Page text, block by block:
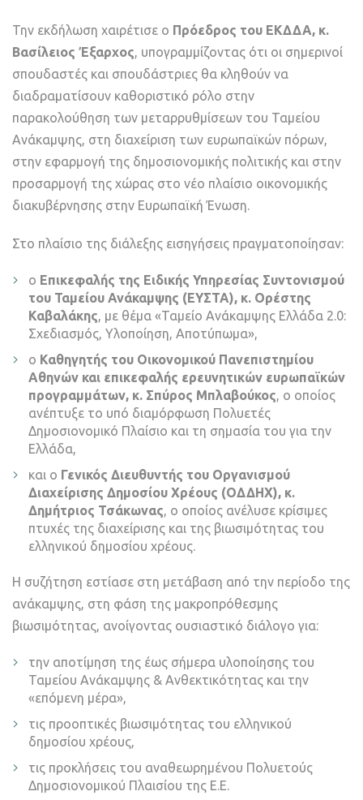
Την εκδήλωση χαιρέτισε ο Πρόεδρος του ΕΚΔΔΑ, κ.
Βασίλειος Έξαρχος, υπογραμμίζοντας ότι οι σημερινοί
σπουδαστές και σπουδάστριες θα κληθούν να
διαδραματίσουν καθοριστικό ρόλο στην
παρακολούθηση των μεταρρυθμίσεων του Ταμείου
Ανάκαμψης, στη διαχείριση των ευρωπαϊκών πόρων,
στην εφαρμογή της δημοσιονομικής πολιτικής και στην
προσαρμογή της χώρας στο νέο πλαίσιο οικονομικής
διακυβέρνησης στην Ευρωπαϊκή Ένωση.
Στο πλαίσιο της διάλεξης εισηγήσεις πραγματοποίησαν:
ο Επικεφαλής της Ειδικής Υπηρεσίας Συντονισμού
του Ταμείου Ανάκαμψης (ΕΥΣΤΑ), κ. Ορέστης
Καβαλάκης, με θέμα «Ταμείο Ανάκαμψης Ελλάδα 2.0:
Σχεδιασμός, Υλοποίηση, Αποτύπωμα»,
ο Καθηγητής του Οικονομικού Πανεπιστημίου
Αθηνών και επικεφαλής ερευνητικών ευρωπαϊκών
προγραμμάτων, κ. Σπύρος Μπλαβούκος, ο οποίος
ανέπτυξε το υπό διαμόρφωση Πολυετές
Δημοσιονομικό Πλαίσιο και τη σημασία του για την
Ελλάδα,
και ο Γενικός Διευθυντής του Οργανισμού
Διαχείρισης Δημοσίου Χρέους (ΟΔΔΗΧ), κ.
Δημήτριος Τσάκωνας, ο οποίος ανέλυσε κρίσιμες
πτυχές της διαχείρισης και της βιωσιμότητας του
ελληνικού δημοσίου χρέους.
Η συζήτηση εστίασε στη μετάβαση από την περίοδο της
ανάκαμψης, στη φάση της μακροπρόθεσμης
βιωσιμότητας, ανοίγοντας ουσιαστικό διάλογο για:
την αποτίμηση της έως σήμερα υλοποίησης του
Ταμείου Ανάκαμψης & Ανθεκτικότητας και την
«επόμενη μέρα»,
τις προοπτικές βιωσιμότητας του ελληνικού
δημοσίου χρέους,
τις προκλήσεις του αναθεωρημένου Πολυετούς
Δημοσιονομικού Πλαισίου της Ε.Ε.